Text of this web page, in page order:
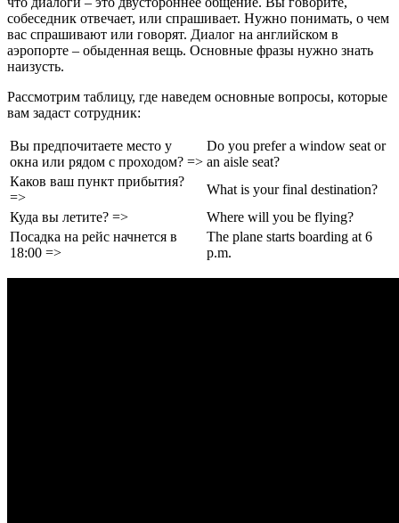
собеседник отвечает, или спрашивает. Нужно понимать, о чем
вас спрашивают или говорят. Диалог на английском в
аэропорте – обыденная вещь. Основные фразы нужно знать
наизусть.
Рассмотрим таблицу, где наведем основные вопросы, которые
вам задаст сотрудник:
Вы предпочитаете место у
окна или рядом с проходом? =>
Do you prefer a window seat or
an aisle seat?
Каков ваш пункт прибытия?
=>
What is your final destination?
Куда вы летите? =>
Where will you be flying?
Посадка на рейс начнется в
18:00 =>
The plane starts boarding at 6
p.m.